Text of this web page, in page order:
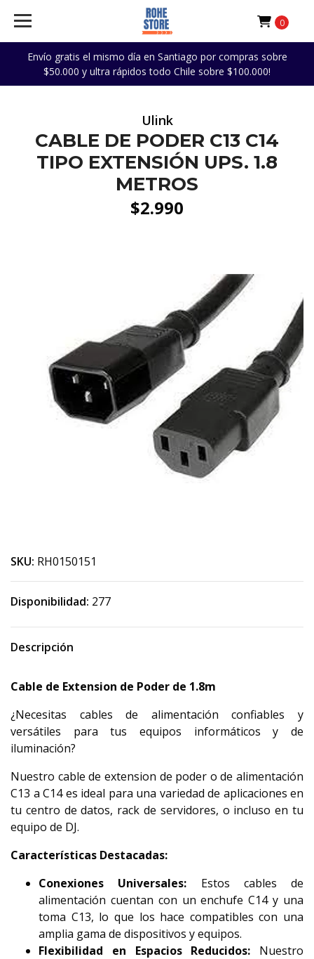
Envío gratis el mismo día en Santiago por compras sobre
$50.000 y ultra rápidos todo Chile sobre $100.000!
0
Ulink
CABLE DE PODER C13 C14
TIPO EXTENSIÓN UPS. 1.8
METROS
$2.990
SKU: RH0150151
Disponibilidad: 277
Descripción
Cable de Extension de Poder de 1.8m
¿Necesitas cables de alimentación confiables y
versátiles para tus equipos informáticos y de
iluminación?
Nuestro cable de extension de poder o de alimentación
C13 a C14 es ideal para una variedad de aplicaciones en
tu centro de datos, rack de servidores, o incluso en tu
equipo de DJ.
Características Destacadas:
Conexiones Universales: Estos cables de
alimentación cuentan con un enchufe C14 y una
toma C13, lo que los hace compatibles con una
amplia gama de dispositivos y equipos.
Flexibilidad en Espacios Reducidos: Nuestro